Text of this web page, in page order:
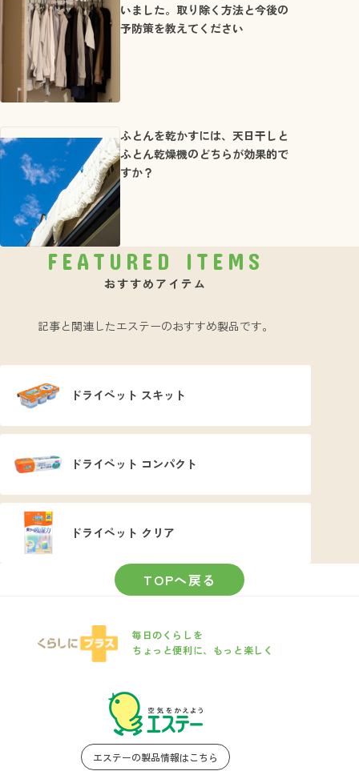
いました。取り除く方法と今後の
予防策を教えてください
ふとんを乾かすには、天日干しと
ふとん乾燥機のどちらが効果的で
すか？
FEATURED ITEMS
おすすめアイテム
記事と関連したエステーのおすすめ製品です。
ドライペット スキット
ドライペット コンパクト
ドライペット クリア
TOPへ戻る
毎日のくらしを
ちょっと便利に、もっと楽しく
エステーの製品情報はこちら